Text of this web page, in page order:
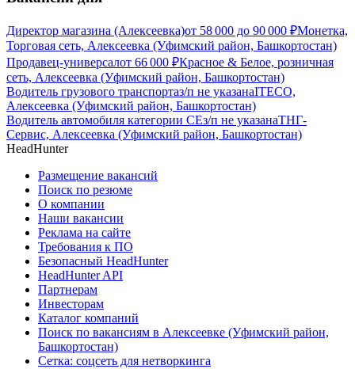
Директор магазина (Алексеевка)от 58 000 до 90 000 ₽Монетка,
Торговая сеть, Алексеевка (Уфимский район, Башкортостан)
Продавец-универсалот 66 000 ₽Красное & Белое, розничная
сеть, Алексеевка (Уфимский район, Башкортостан)
Водитель грузового транспортаз/п не указанаITECO,
Алексеевка (Уфимский район, Башкортостан)
Водитель автомобиля категории CЕз/п не указанаТНГ-
Сервис, Алексеевка (Уфимский район, Башкортостан)
HeadHunter
Размещение вакансий
Поиск по резюме
О компании
Наши вакансии
Реклама на сайте
Требования к ПО
Безопасный HeadHunter
HeadHunter API
Партнерам
Инвесторам
Каталог компаний
Поиск по вакансиям в Алексеевке (Уфимский район,
Башкортостан)
Сетка: соцсеть для нетворкинга